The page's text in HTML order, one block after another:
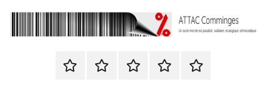
contenu
ATTAC
Nous
BULLETIN
Nous
ATTAC
Signer